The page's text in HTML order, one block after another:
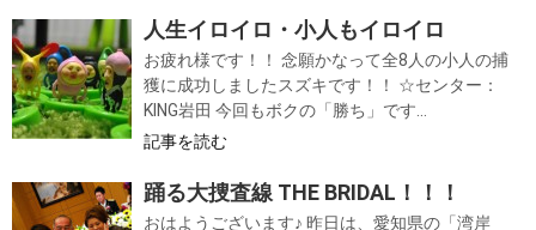
人生イロイロ・小人もイロイロ
お疲れ様です！！ 念願かなって全8人の小人の捕
獲に成功しましたスズキです！！ ☆センター：
KING岩田 今回もボクの「勝ち」です...
記事を読む
踊る大捜査線 THE BRIDAL！！！
おはようございます♪ 昨日は、愛知県の「湾岸